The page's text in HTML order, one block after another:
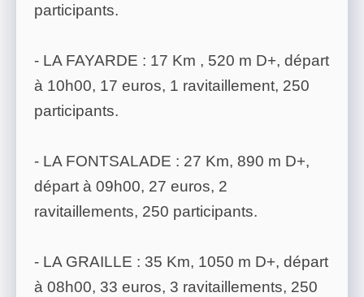
participants.
- LA FAYARDE : 17 Km , 520 m D+, départ
à 10h00, 17 euros, 1 ravitaillement, 250
participants.
- LA FONTSALADE : 27 Km, 890 m D+,
départ à 09h00, 27 euros, 2
ravitaillements, 250 participants.
- LA GRAILLE : 35 Km, 1050 m D+, départ
à 08h00, 33 euros, 3 ravitaillements, 250